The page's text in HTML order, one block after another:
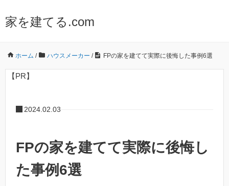
家を建てる.com
ホーム / ハウスメーカー / FPの家を建てて実際に後悔した事例6選
【PR】
2024.02.03
FPの家を建てて実際に後悔し
た事例6選